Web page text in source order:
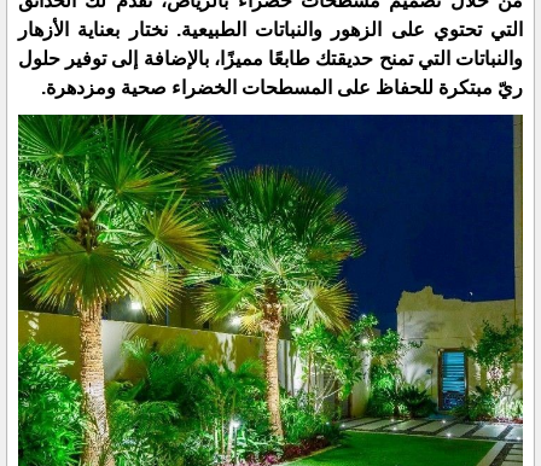
التي تحتوي على الزهور والنباتات الطبيعية. نختار بعناية الأزهار
والنباتات التي تمنح حديقتك طابعًا مميزًا، بالإضافة إلى توفير حلول
ريّ مبتكرة للحفاظ على المسطحات الخضراء صحية ومزدهرة.